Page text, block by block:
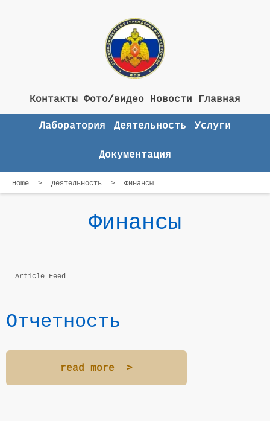
Контакты Фото/видео Новости Главная
Лаборатория Деятельность Услуги
Документация
Home > Деятельность > Финансы
Финансы
Article Feed
Отчетность
read more >